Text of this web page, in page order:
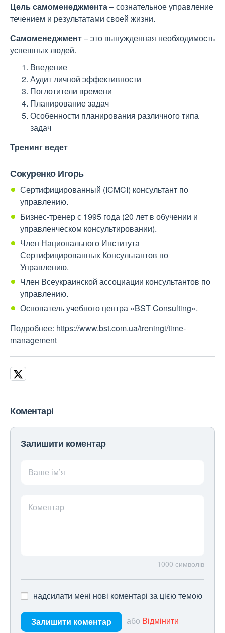
Цель самоменеджмента– сознательное управление
течением и результатами своей жизни.
Самоменеджмент– это вынужденная необходимость
успешных людей.
Введение
Аудит личной эффективности
Поглотители времени
Планирование задач
Особенности планирования различного типа
задач
Тренинг ведет
Сокуренко Игорь
Сертифицированный (ICMCI) консультант по
управлению.
Бизнес-тренер с 1995 года (20 лет в обучении и
управленческом консультировании).
Член Национального Института
Сертифицированных Консультантов по
Управлению.
Член Всеукраинской ассоциации консультантов по
управлению.
Основатель учебного центра «BST Consulting».
Подробнее: https://www.bst.com.ua/treningi/time-
management
Коментарі
Залишити коментар
Ваше ім’я
Коментар
1000 символів
надсилати мені нові коментарі за цією темою
Залишити коментар або Відмінити